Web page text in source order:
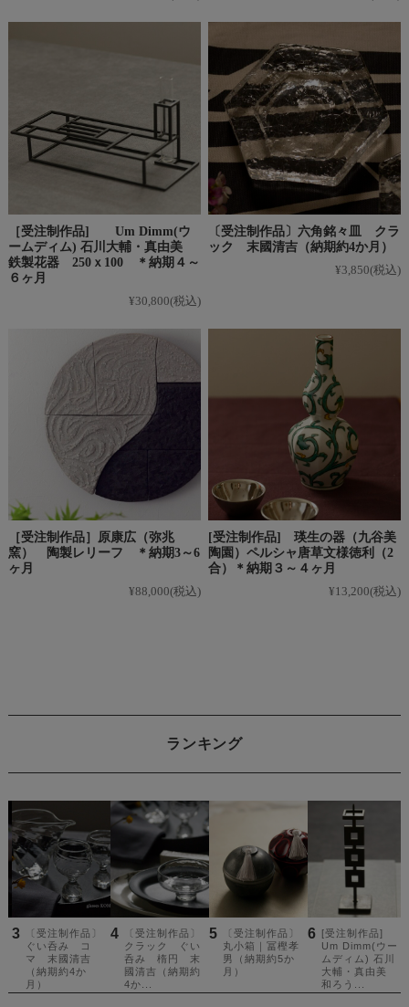
［受注制作品] Um Dimm(ウ
ームディム) 石川大輔・真由美
鉄製花器 250ｘ100 ＊納期４～
６ヶ月
¥30,800(税込)
〔受注制作品〕六角銘々皿 クラ
ック 末國清吉（納期約4か月）
¥3,850(税込)
［受注制作品］原康広（弥兆
窯） 陶製レリーフ ＊納期3～6
ヶ月
¥88,000(税込)
[受注制作品] 瑛生の器（九谷美
陶園）ペルシャ唐草文様徳利（2
合）＊納期３～４ヶ月
¥13,200(税込)
ランキング